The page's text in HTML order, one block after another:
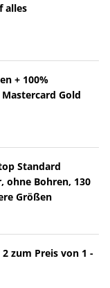
alles
+ 100%
Gold
Standard
ohne Bohren, 130
Größen
zum Preis von 1 -